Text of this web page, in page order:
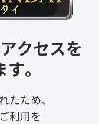
クセスを
。
たため、
利用を